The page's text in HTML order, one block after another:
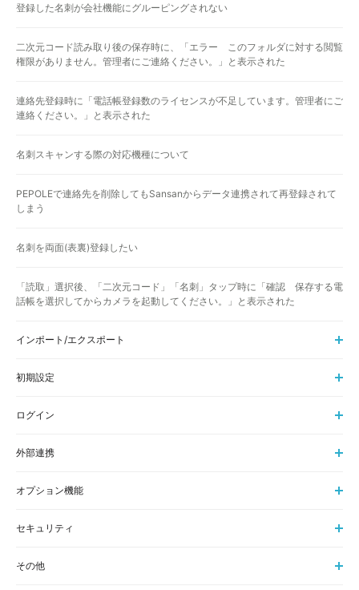
登録した名刺が会社機能にグルーピングされない
二次元コード読み取り後の保存時に、「エラー このフォルダに対する閲覧
権限がありません。管理者にご連絡ください。」と表示された
連絡先登録時に「電話帳登録数のライセンスが不足しています。管理者にご
連絡ください。」と表示された
名刺スキャンする際の対応機種について
PEPOLEで連絡先を削除してもSansanからデータ連携されて再登録されて
しまう
名刺を両面(表裏)登録したい
「読取」選択後、「二次元コード」「名刺」タップ時に「確認 保存する電
話帳を選択してからカメラを起動してください。」と表示された
インポート/エクスポート
初期設定
ログイン
外部連携
オプション機能
セキュリティ
その他